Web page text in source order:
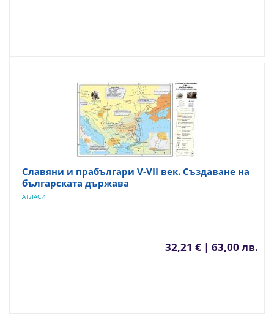
Славяни и прабългари V-VII век. Създаване на
българската държава
АТЛАСИ
32,21 € | 63,00 лв.